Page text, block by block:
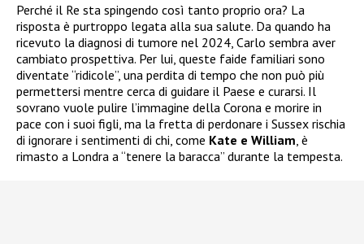
Perché il Re sta spingendo così tanto proprio ora? La
risposta è purtroppo legata alla sua salute. Da quando ha
ricevuto la diagnosi di tumore nel 2024, Carlo sembra aver
cambiato prospettiva. Per lui, queste faide familiari sono
diventate “ridicole”, una perdita di tempo che non può più
permettersi mentre cerca di guidare il Paese e curarsi. Il
sovrano vuole pulire l’immagine della Corona e morire in
pace con i suoi figli, ma la fretta di perdonare i Sussex rischia
di ignorare i sentimenti di chi, come Kate e William , è
rimasto a Londra a “tenere la baracca” durante la tempesta.